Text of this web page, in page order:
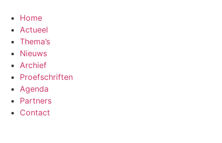
naar
inhoud
Home
Actueel
Thema’s
Nieuws
Archief
Proefschriften
Agenda
Partners
Contact